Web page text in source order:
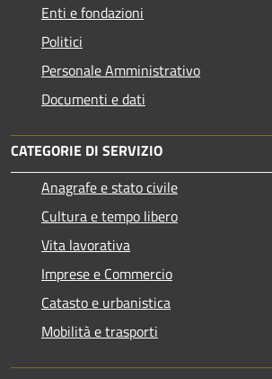
Enti e fondazioni
Politici
Personale Amministrativo
Documenti e dati
CATEGORIE DI SERVIZIO
Anagrafe e stato civile
Cultura e tempo libero
Vita lavorativa
Imprese e Commercio
Catasto e urbanistica
Mobilità e trasporti